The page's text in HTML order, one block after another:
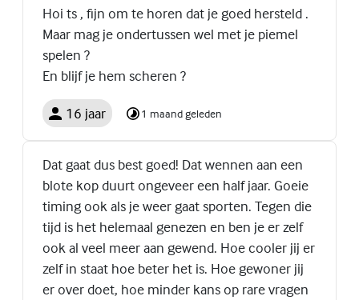
Hoi ts , fijn om te horen dat je goed hersteld .
Maar mag je ondertussen wel met je piemel
spelen ?
En blijf je hem scheren ?
16 jaar 1 maand geleden
Dat gaat dus best goed! Dat wennen aan een
blote kop duurt ongeveer een half jaar. Goeie
timing ook als je weer gaat sporten. Tegen die
tijd is het helemaal genezen en ben je er zelf
ook al veel meer aan gewend. Hoe cooler jij er
zelf in staat hoe beter het is. Hoe gewoner jij
er over doet, hoe minder kans op rare vragen